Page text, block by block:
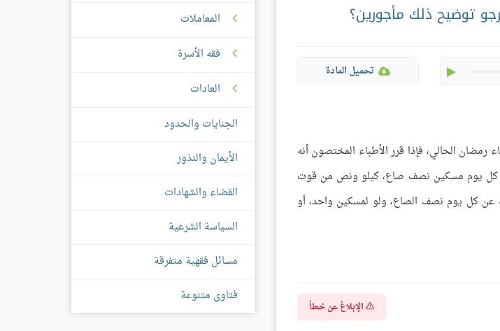
توضيح ذلك مأجورين؟
تحميل المادة
الحالي، فإذا قرر الأطباء المختصون أنه
كل يوم مسكين نصف صاع، كيلو ونص من قوت
عن كل يوم نصف الصاع، ولو لمسكين واحد، أو
الإبلاغ عن خطأ
المعاملات
فقه الأسرة
العادات
الجنايات والحدود
الأيمان والنذور
القضاء والشهادات
السياسة الشرعية
مسائل فقهية متفرقة
فتاوى متنوعة